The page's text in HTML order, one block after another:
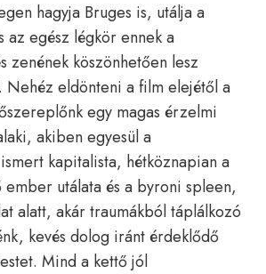
hagyja Bruges is, utálja a
az egész légkör ennek a
zenének köszönhetően lesz
Nehéz eldönteni a film elejétől a
egy magas érzelmi
akiben egyesül a
kapitalista, hétköznapian a
utálata és a byroni spleen,
alatt, akár traumákból táplálkozó
kevés dolog iránt érdeklődő
Mind a kettő jól